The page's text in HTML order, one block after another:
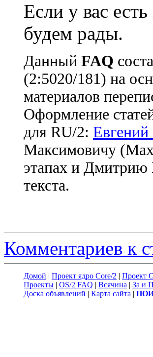
Если у вас
будем рады.
Данный FAQ
(2:5020/181) на
материалов
Оформление
для RU/2:
Максимовичу
этапах и Дмитрию
текста.
Комментариев к
Домой | Проект ядро Core/2 | Проект
Проекты | OS/2 FAQ | Всячина | За и
Доска объявлений | Карта сайта |